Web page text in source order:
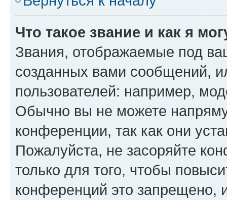
Что такое звание и как я
Звания, отображаемые под
созданных вами сообщений,
пользователей: например,
Обычно вы не можете
конференции, так как они
Пожалуйста, не засоряйте
только для того, чтобы
конференций это запрещено,